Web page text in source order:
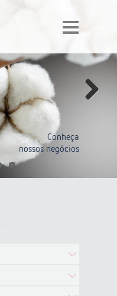
Conheça
nossos negócios
Santista Jeanswear
Soluções
em uniformização